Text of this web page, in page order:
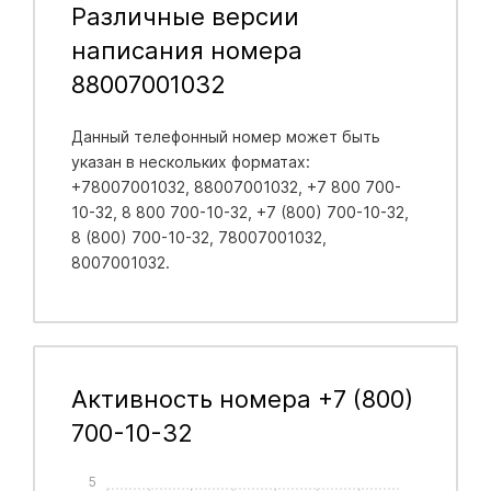
Различные версии
написания номера
88007001032
Данный телефонный номер может быть
указан в нескольких форматах:
+78007001032, 88007001032, +7 800 700-
10-32, 8 800 700-10-32, +7 (800) 700-10-32,
8 (800) 700-10-32, 78007001032,
8007001032.
Активность номера +7 (800)
700-10-32
5